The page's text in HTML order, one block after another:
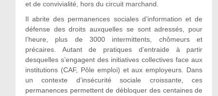
et de convivialité, hors du circuit marchand.
Il abrite des permanences sociales d’information et de
défense des droits auxquelles se sont adressés, pour
l’heure, plus de 3000 intermittents, chômeurs et
précaires. Autant de pratiques d’entraide à partir
desquelles s’engagent des initiatives collectives face aux
institutions (CAF, Pôle emploi) et aux employeurs. Dans
un contexte d’insécurité sociale croissante, ces
permanences permettent de débloquer des centaines de